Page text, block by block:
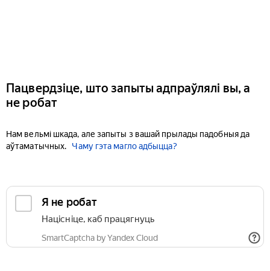
Пацвердзіце, што запыты адпраўлялі вы, а
не робат
Нам вельмі шкада, але запыты з вашай прылады падобныя да
аўтаматычных.
Чаму гэта магло адбыцца?
Я не робат
Націсніце, каб працягнуць
SmartCaptcha by Yandex Cloud